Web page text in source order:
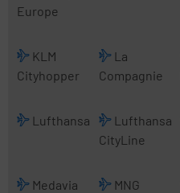
Europe
KLM
Cityhopper
La
Compagnie
Lufthansa
Lufthansa
CityLine
Medavia
MNG